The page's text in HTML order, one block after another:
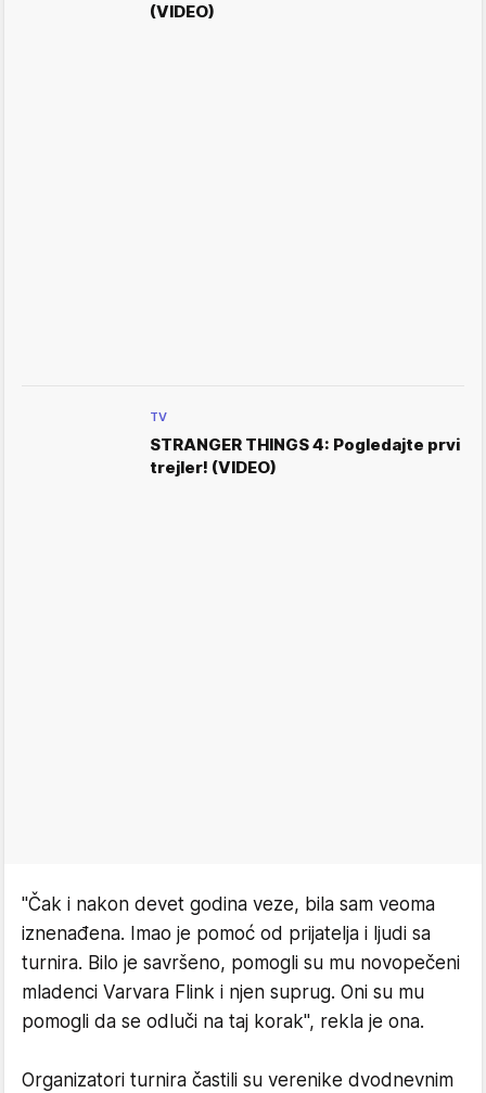
(VIDEO)
TV
STRANGER THINGS 4: Pogledajte prvi
trejler! (VIDEO)
"Čak i nakon devet godina veze, bila sam veoma
iznenađena. Imao je pomoć od prijatelja i ljudi sa
turnira. Bilo je savršeno, pomogli su mu novopečeni
mladenci Varvara Flink i njen suprug. Oni su mu
pomogli da se odluči na taj korak", rekla je ona.
Organizatori turnira častili su verenike dvodnevnim